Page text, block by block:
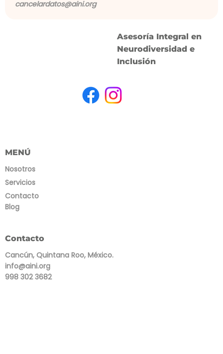
cancelardatos@aini.org
Asesoría Integral en
Neurodiversidad e
Inclusión
MENÚ
Nosotros
Servicios
Contacto
Blog
Contacto
Cancún, Quintana Roo, México.
info@aini.org
998 302 3682